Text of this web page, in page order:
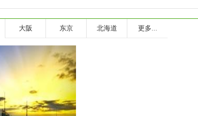
大阪 东京 北海道 更多...